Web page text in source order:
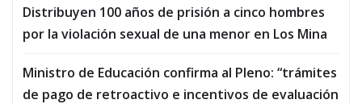
Distribuyen 100 años de prisión a cinco hombres
por la violación sexual de una menor en Los Mina
Ministro de Educación confirma al Pleno: “trámites
de pago de retroactivo e incentivos de evaluación